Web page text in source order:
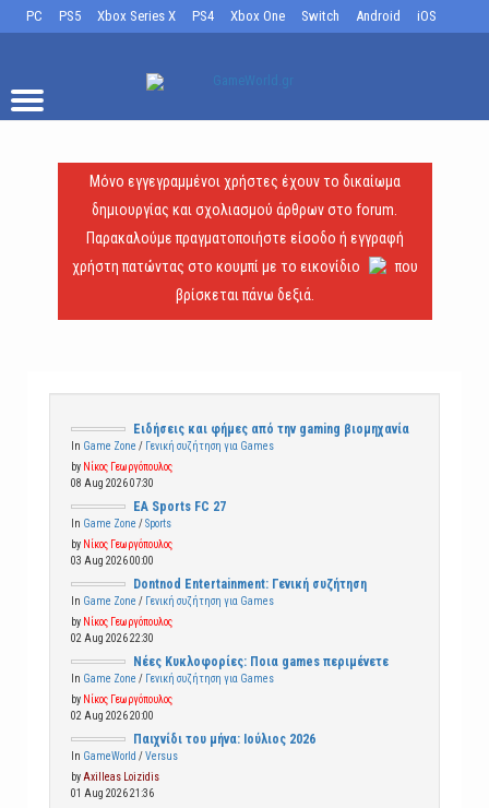
PC PS5 Xbox Series X PS4 Xbox One Switch Android iOS
Μόνο εγγεγραμμένοι χρήστες έχουν το δικαίωμα
δημιουργίας και σχολιασμού άρθρων στο forum.
Παρακαλούμε πραγματοποιήστε είσοδο ή εγγραφή
χρήστη πατώντας στο κουμπί με το εικονίδιο
που
βρίσκεται πάνω δεξιά.
Ειδήσεις και φήμες από την gaming βιομηχανία
In Game Zone / Γενική συζήτηση για Games
by Νίκος Γεωργόπουλος
08 Aug 2026 07:30
EA Sports FC 27
In Game Zone /Sports
by Νίκος Γεωργόπουλος
03 Aug 2026 00:00
Dontnod Entertainment: Γενική συζήτηση
In Game Zone / Γενική συζήτηση για Games
by Νίκος Γεωργόπουλος
02 Aug 2026 22:30
Νέες Κυκλοφορίες: Ποια games περιμένετε
In Game Zone / Γενική συζήτηση για Games
by Νίκος Γεωργόπουλος
02 Aug 2026 20:00
Παιχνίδι του μήνα: Ιούλιος 2026
In GameWorld /Versus
by Axilleas Loizidis
01 Aug 2026 21:36